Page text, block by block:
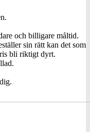
och billigare måltid.
sin rätt kan det som
bli riktigt dyrt.